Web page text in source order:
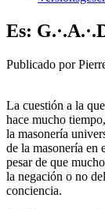
Es:
Publicado por
La cuestión a la
hace mucho
la masonería
de la masonería
pesar de que
la negación o no
conciencia.